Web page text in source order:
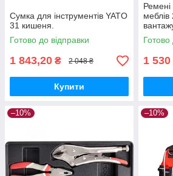
Сумка для інструментів YATO
31 кишеня.
Готово до відправки
1 843,20 ₴ 2 048 ₴
Купити
74262
Готово
1 530
–10% –10%